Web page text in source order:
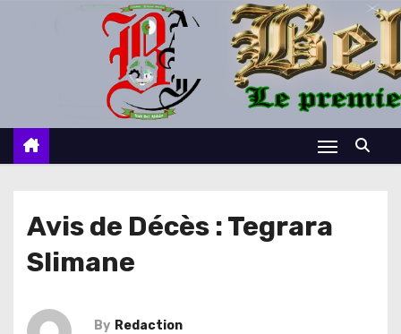
c
Avis de Décès : Tegrara
Slimane
By Redaction